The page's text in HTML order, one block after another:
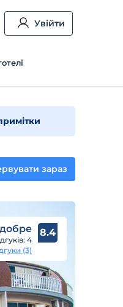
Увійти
зараз
4
(3)
8.4